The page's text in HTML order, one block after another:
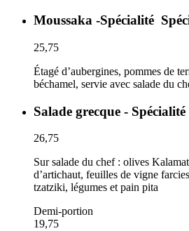
Moussaka -Spécialité
25,75
Étagé d’aubergines, pommes de
béchamel, servie avec salade du
Salade grecque - Spécialité
26,75
Sur salade du chef : olives
d’artichaut, feuilles de vigne
tzatziki, légumes et pain pita
Demi-portion
19,75